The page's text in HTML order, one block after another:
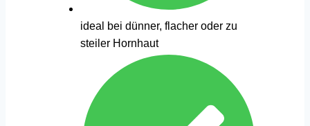
ideal bei dünner, flacher oder zu
steiler Hornhaut